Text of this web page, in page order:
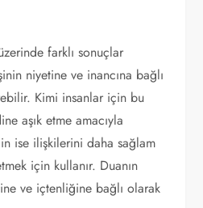
farklı sonuçlar
niyetine ve inancına bağlı
Kimi insanlar için bu
aşık etme amacıyla
ise ilişkilerini daha sağlam
için kullanır. Duanın
ve içtenliğine bağlı olarak